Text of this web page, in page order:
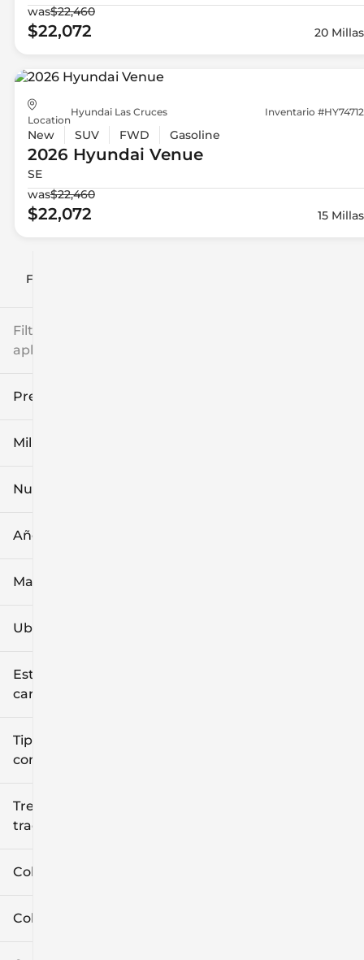
Filtrar por
Filtros
aplicados
Precio
Millaje
Nuevo o usado
Año
Marca
Ubicación
Estilo de
carrocería
Tipo de
combustible
Tren de
tracción
Color exterior
Color interior
was$22,460
$22,072 20 Millas
Location
Hyundai Las Cruces Inventario #HY74712
New SUV FWD Gasoline
2026 Hyundai Venue
SE
was$22,460
$22,072 15 Millas